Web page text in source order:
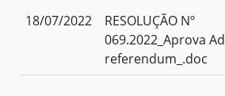
18/07/2022
RESOLUÇÃO Nº
069.2022_Aprova Ad
referendum_.doc